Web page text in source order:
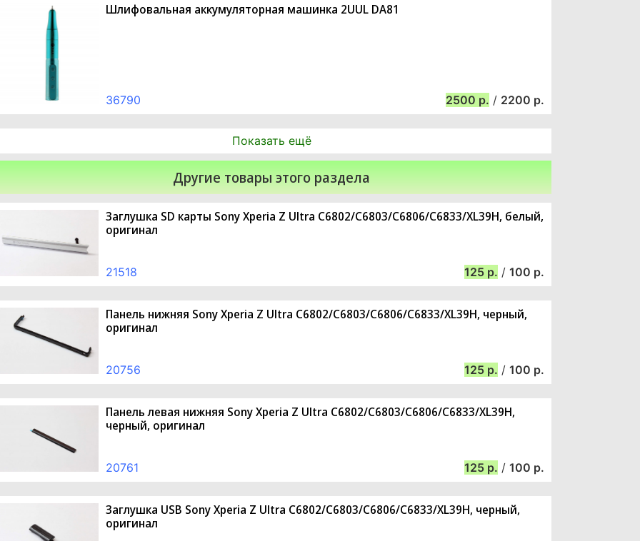
Шлифовальная аккумуляторная машинка 2UUL DA81
36790 2500 / 2200
Показать ещё
Другие товары этого раздела
Заглушка SD карты Sony Xperia Z Ultra C6802/C6803/C6806/C6833/XL39H, белый,
оригинал
21518 125 / 100
Панель нижняя Sony Xperia Z Ultra C6802/C6803/C6806/C6833/XL39H, черный,
оригинал
20756 125 / 100
Панель левая нижняя Sony Xperia Z Ultra C6802/C6803/C6806/C6833/XL39H,
черный, оригинал
20761 125 / 100
Заглушка USB Sony Xperia Z Ultra C6802/C6803/C6806/C6833/XL39H, черный,
оригинал